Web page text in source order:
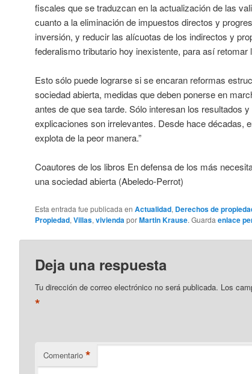
fiscales que se traduzcan en la actualización de las
cuanto a la eliminación de impuestos directos y
inversión, y reducir las alícuotas de los indirectos y
federalismo tributario hoy inexistente, para así retomar
Esto sólo puede lograrse si se encaran reformas
sociedad abierta, medidas que deben ponerse en
antes de que sea tarde. Sólo interesan los resultados
explicaciones son irrelevantes. Desde hace décadas,
explota de la peor manera.”
Coautores de los libros En defensa de los más
una sociedad abierta (Abeledo-Perrot)
Esta entrada fue publicada en Actualidad, Derechos de
Propiedad, Villas, viviendaporMartin Krause. Guarda enlace
Deja una respuesta
Tu dirección de correo electrónico no será publicada. Los
*
Comentario *